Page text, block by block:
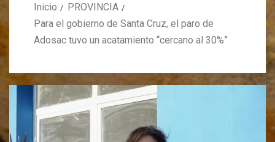
Inicio
PROVINCIA
Para el gobierno de Santa Cruz, el paro de
Adosac tuvo un acatamiento “cercano al 30%”